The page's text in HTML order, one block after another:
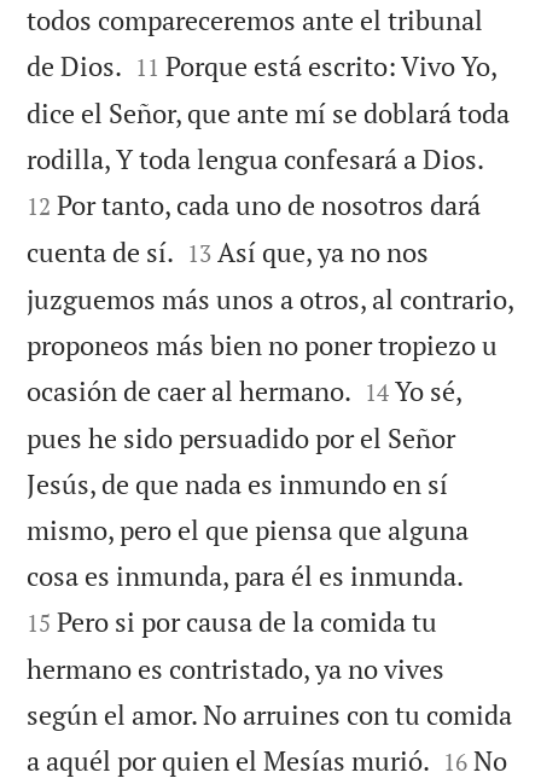
todos compareceremos ante el tribunal
de Dios. 

11 Porque está escrito: Vivo Yo,
dice el Señor, que ante mí se doblará toda
rodilla, Y toda lengua confesará a Dios.
12 Por tanto, cada uno de nosotros dará
cuenta de sí. 

13 Así que, ya no nos
juzguemos más unos a otros, al contrario,
proponeos más bien no poner tropiezo u
ocasión de caer al hermano. 

14 Yo sé,
pues he sido persuadido por el Señor
Jesús, de que nada es inmundo en sí
mismo, pero el que piensa que alguna
cosa es inmunda, para él es inmunda.
15 Pero si por causa de la comida tu
hermano es contristado, ya no vives
según el amor. No arruines con tu comida
a aquél por quien el Mesías murió. 

16 No